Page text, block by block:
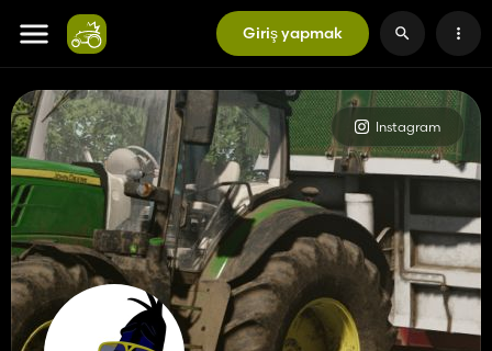
Giriş yapmak
Instagram